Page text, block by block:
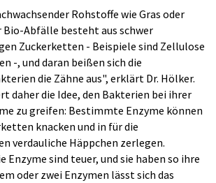
Rohstoffe wie Gras oder
Bio-Abfälle besteht aus schwer
Zuckerketten - Beispiele sind Zellulose
-, und daran beißen sich die
die Zähne aus", erklärt Dr. Hölker.
daher die Idee, den Bakterien bei ihrer
zu greifen: Bestimmte Enzyme können
knacken und in für die
verdauliche Häppchen zerlegen.
Enzyme sind teuer, und sie haben so ihre
oder zwei Enzymen lässt sich das